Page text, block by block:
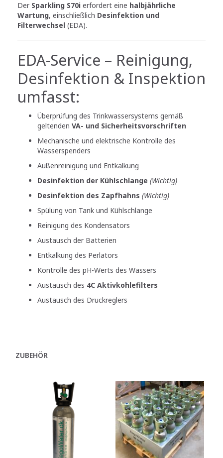
Der Sparkling S70i erfordert eine halbjährliche
Wartung, einschließlich Desinfektion und
Filterwechsel (EDA).
EDA-Service – Reinigung,
Desinfektion & Inspektion
umfasst:
Überprüfung des Trinkwassersystems gemäß
geltenden VA- und Sicherheitsvorschriften
Mechanische und elektrische Kontrolle des
Wasserspenders
Außenreinigung und Entkalkung
Desinfektion der Kühlschlange (Wichtig)
Desinfektion des Zapfhahns (Wichtig)
Spülung von Tank und Kühlschlange
Reinigung des Kondensators
Austausch der Batterien
Entkalkung des Perlators
Kontrolle des pH-Werts des Wassers
Austausch des 4C Aktivkohlefilters
Austausch des Druckreglers
ZUBEHÖR